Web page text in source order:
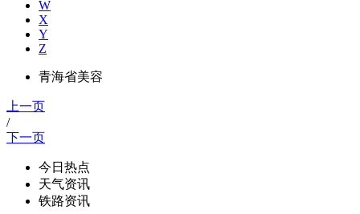
W
X
Y
Z
青海省美容
上一页
/
下一页
今日热点
天气资讯
铁路资讯